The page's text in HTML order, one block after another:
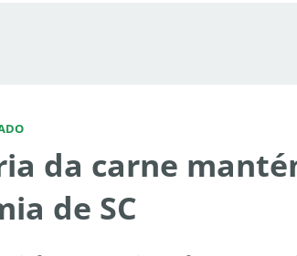
da carne
de SC